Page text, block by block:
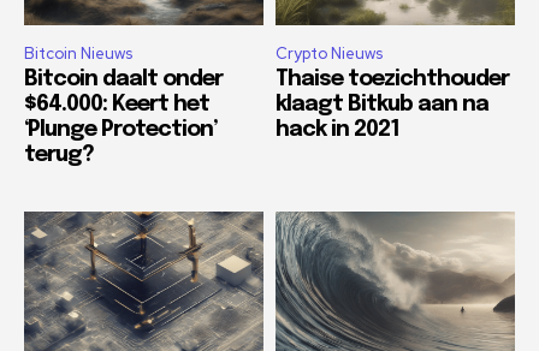
Bitcoin Nieuws
Bitcoin daalt onder
$64.000: Keert het
‘Plunge Protection’
terug?
Crypto Nieuws
Thaise toezichthouder
klaagt Bitkub aan na
hack in 2021